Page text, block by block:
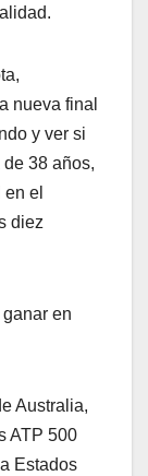
nueva final
y ver si
38 años,
el
diez
en
Australia,
ATP 500
Estados